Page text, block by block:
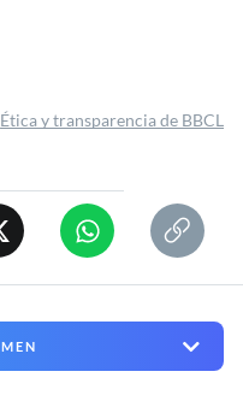
Ética y transparencia de BBCL